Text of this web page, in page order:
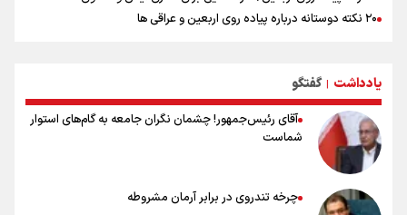
۲۰ نکته دوستانه درباره پیاده روی اربعین و عراقی ها
توصیه های کاربردی برای زائران در پیاده روی اربعین
یادداشت | گفتگو
آقای رئیس‌جمهور! چشمان نگران جامعه به گام‌های استوار
شماست
چرخه تندروی در برابر آرمان مشروطه